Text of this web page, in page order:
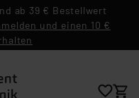
ab 39 € Bestellwert
und einen 10 €